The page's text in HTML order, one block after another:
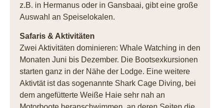
z.B. in Hermanus oder in Gansbaai, gibt eine große
Auswahl an Speiselokalen.
Safaris & Aktivitäten
Zwei Aktivitäten dominieren: Whale Watching in den
Monaten Juni bis Dezember. Die Bootsexkursionen
starten ganz in der Nähe der Lodge. Eine weitere
Aktivtät ist das sogenannte Shark Cage Diving, bei
dem angefütterte Weiße Haie sehr nah an